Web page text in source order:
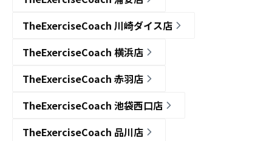
TheExerciseCoach 川崎ダイス店
TheExerciseCoach 横浜店
TheExerciseCoach 赤羽店
TheExerciseCoach 池袋西口店
TheExerciseCoach 品川店